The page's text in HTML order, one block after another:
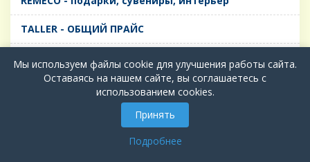
TALLER - ОБЩИЙ ПРАЙС
TIMA - посуда для приготовления и сервировки,
кухонные аксессуары
БИОСТАЛЬ - ТЕРМОСА
Мы используем файлы cookie для улучшения работы сайта.
Оставаясь на нашем сайте, вы соглашаетесь с
использованием cookies.
Принять
Подробнее